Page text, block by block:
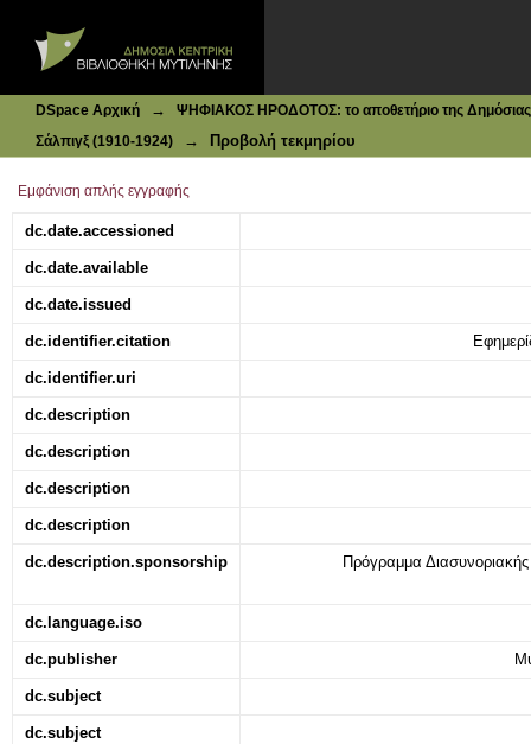
DSpace Αρχική →
ΨΗΦΙΑΚΟΣ ΗΡΟΔΟΤΟΣ: το αποθετήριο της Δημόσιας
Σάλπιγξ (1910-1924)
→ Προβολή τεκμηρίου
Εμφάνιση απλής εγγραφής
dc.date.accessioned
dc.date.available
dc.date.issued
dc.identifier.citation
dc.identifier.uri
dc.description
dc.description
dc.description
dc.description
dc.description.sponsorship Πρόγραμμα
dc.language.iso
dc.publisher
dc.subject
dc.subject